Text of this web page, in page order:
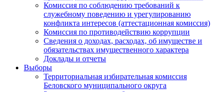
Комиссия по соблюдению требований к
служебному поведению и урегулированию
конфликта интересов (аттестационная комиссия)
Комиссия по противодействию коррупции
Сведения о доходах, расходах, об имуществе и
обязательствах имущественного характера
Доклады и отчеты
Выборы
Территориальная избирательная комиссия
Беловского муниципального округа